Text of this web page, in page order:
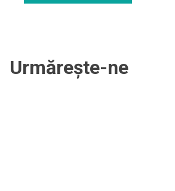
Urmărește-ne